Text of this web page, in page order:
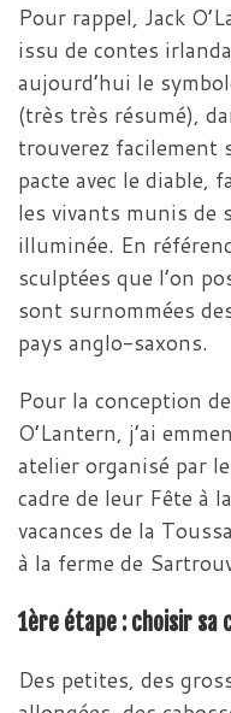
Pour rappel, Jack
issu de contes
aujourd’hui le
(très très résumé),
trouverez facilement
pacte avec le diable,
les vivants munis de
illuminée. En
sculptées que l’on
sont surnommées
pays anglo-saxons.
Pour la conception
O’Lantern, j’ai
atelier organisé par
cadre de leur Fête à
vacances de la
à la ferme de
1ère étape : choisir
Des petites, des